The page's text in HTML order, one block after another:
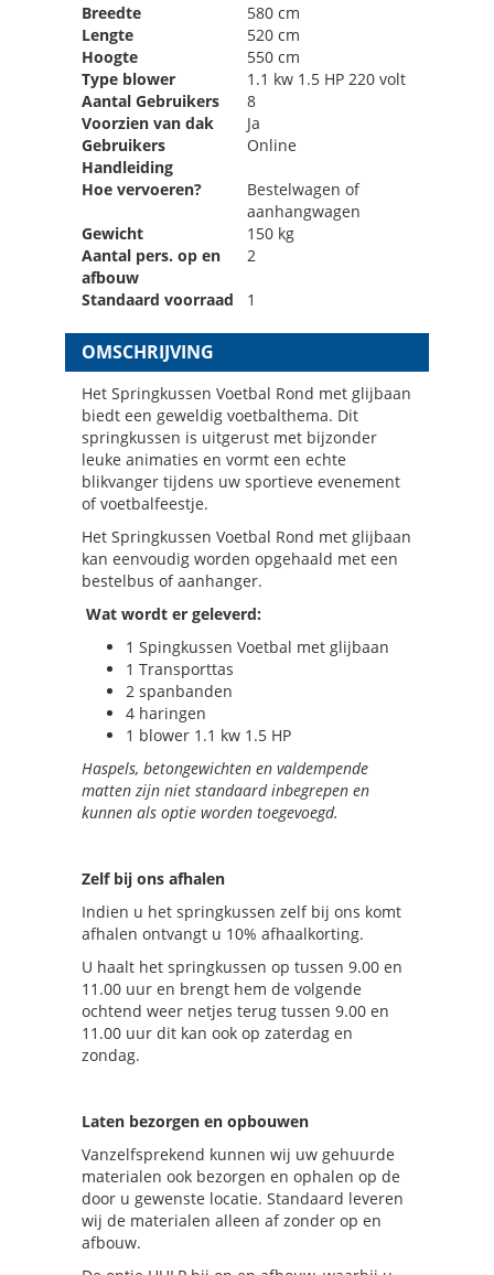
Breedte
580 cm
Lengte
520 cm
Hoogte
550 cm
Type blower
1.1 kw 1.5 HP 220 volt
Aantal Gebruikers
8
Voorzien van dak
Ja
Gebruikers
Handleiding
Online
Hoe vervoeren?
Bestelwagen of
aanhangwagen
Gewicht
150 kg
Aantal pers. op en
afbouw
2
Standaard voorraad 1
OMSCHRIJVING
Het Springkussen Voetbal Rond met glijbaan
biedt een geweldig voetbalthema. Dit
springkussen is uitgerust met bijzonder
leuke animaties en vormt een echte
blikvanger tijdens uw sportieve evenement
of voetbalfeestje.
Het Springkussen Voetbal Rond met glijbaan
kan eenvoudig worden opgehaald met een
bestelbus of aanhanger.
Wat wordt er geleverd:
1 Spingkussen Voetbal met glijbaan
1 Transporttas
2 spanbanden
4 haringen
1 blower 1.1 kw 1.5 HP
Haspels, betongewichten en valdempende
matten zijn niet standaard inbegrepen en
kunnen als optie worden toegevoegd.
Zelf bij ons afhalen
Indien u het springkussen zelf bij ons komt
afhalen ontvangt u 10% afhaalkorting.
U haalt het springkussen op tussen 9.00 en
11.00 uur en brengt hem de volgende
ochtend weer netjes terug tussen 9.00 en
11.00 uur dit kan ook op zaterdag en
zondag.
Laten bezorgen en opbouwen
Vanzelfsprekend kunnen wij uw gehuurde
materialen ook bezorgen en ophalen op de
door u gewenste locatie. Standaard leveren
wij de materialen alleen af zonder op en
afbouw.